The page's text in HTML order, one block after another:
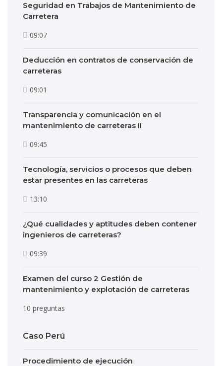
Seguridad en Trabajos de Mantenimiento de
Carretera
09:07
Deducción en contratos de conservación de
carreteras
09:01
Transparencia y comunicación en el
mantenimiento de carreteras II
09:45
Tecnología, servicios o procesos que deben
estar presentes en las carreteras
13:10
¿Qué cualidades y aptitudes deben contener
ingenieros de carreteras?
09:39
Examen del curso 2 Gestión de
mantenimiento y explotación de carreteras
10 preguntas
Caso Perú
Procedimiento de ejecución